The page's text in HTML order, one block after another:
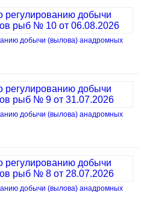
добычи (вылова) анадромных
добычи (вылова) анадромных
добычи (вылова) анадромных